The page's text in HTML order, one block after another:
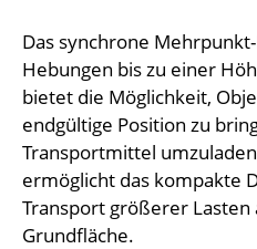
Das synchrone
Hebungen bis zu einer
bietet die Möglichkeit,
endgültige Position zu
Transportmittel
ermöglicht das kompakte
Transport größerer
Grundfläche.